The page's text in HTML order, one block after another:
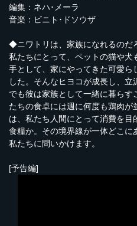
編集：ネハ･メーラ
音楽：ビニト･ドソウザ
◆ニワトリは、家族になれるの
私たちにとって、ペットの猫や犬
手として、家にやってきた可愛
した。そんなヒヨコが成長し、
でも彼は家族として一緒に暮ら
たちの食卓には週に何度も鶏肉が
は、私たち人間にとって消費を目
食糧か。その境界線が一体どこに
私たちに問いかけます。
[予告編]